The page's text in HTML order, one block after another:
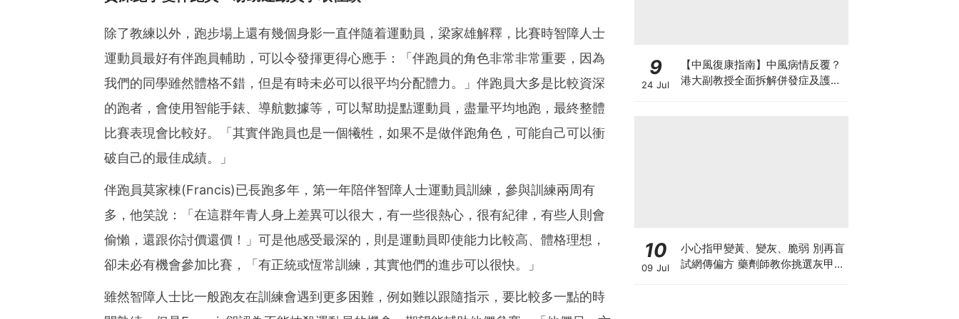
除了教練以外，跑步場上還有幾個身影一直伴隨着運動員，梁家雄解釋，比賽時智障人士
運動員最好有伴跑員輔助，可以令發揮更得心應手：「伴跑員的角色非常非常重要，因為
我們的同學雖然體格不錯，但是有時未必可以很平均分配體力。」伴跑員大多是比較資深
的跑者，會使用智能手錶、導航數據等，可以幫助提點運動員，盡量平均地跑，最終整體
比賽表現會比較好。「其實伴跑員也是一個犧牲，如果不是做伴跑角色，可能自己可以衝
破自己的最佳成績。」
伴跑員莫家棟(Francis)已長跑多年，第一年陪伴智障人士運動員訓練，參與訓練兩周有
多，他笑說：「在這群年青人身上差異可以很大，有一些很熱心，很有紀律，有些人則會
偷懶，還跟你討價還價！」可是他感受最深的，則是運動員即使能力比較高、體格理想，
卻未必有機會參加比賽，「有正統或恆常訓練，其實他們的進步可以很快。」
雖然智障人士比一般跑友在訓練會遇到更多困難，例如難以跟隨指示，要比較多一點的時
9
24 Jul
【中風復康指南】中風病情反覆？
港大副教授全面拆解併發症及護理
10
09 Jul
小心指甲變黃、變灰、脆弱 別再盲
試網傳偏方 藥劑師教你挑選灰甲產